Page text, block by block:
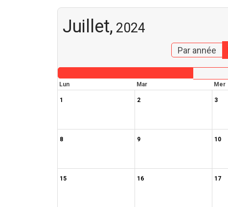
Juillet, 2024
Par année
Lun Mar Mer
1 2 3
8 9 10
15 16 17